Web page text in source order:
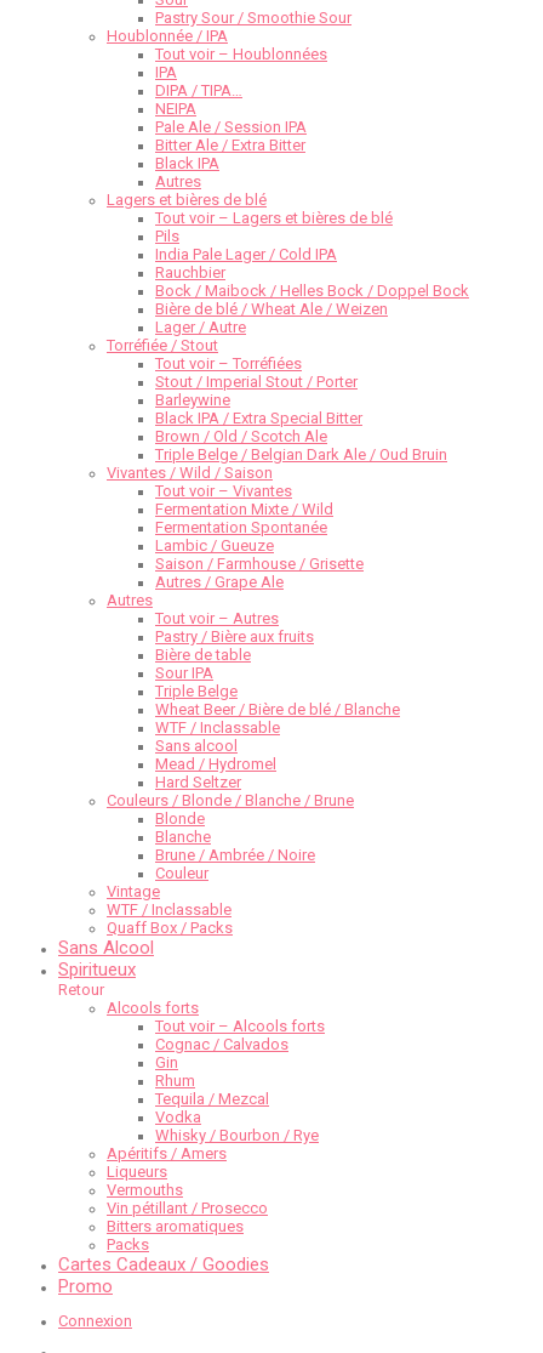
Pastry Sour / Smoothie Sour
Houblonnée / IPA
Tout voir – Houblonnées
IPA
DIPA / TIPA…
NEIPA
Pale Ale / Session IPA
Bitter Ale / Extra Bitter
Black IPA
Autres
Lagers et bières de blé
Tout voir – Lagers et bières de blé
Pils
India Pale Lager / Cold IPA
Rauchbier
Bock / Maibock / Helles Bock / Doppel Bock
Bière de blé / Wheat Ale / Weizen
Lager / Autre
Torréfiée / Stout
Tout voir – Torréfiées
Stout / Imperial Stout / Porter
Barleywine
Black IPA / Extra Special Bitter
Brown / Old / Scotch Ale
Triple Belge / Belgian Dark Ale / Oud Bruin
Vivantes / Wild / Saison
Tout voir – Vivantes
Fermentation Mixte / Wild
Fermentation Spontanée
Lambic / Gueuze
Saison / Farmhouse / Grisette
Autres / Grape Ale
Autres
Tout voir – Autres
Pastry / Bière aux fruits
Bière de table
Sour IPA
Triple Belge
Wheat Beer / Bière de blé / Blanche
WTF / Inclassable
Sans alcool
Mead / Hydromel
Hard Seltzer
Couleurs / Blonde / Blanche / Brune
Blonde
Blanche
Brune / Ambrée / Noire
Couleur
Vintage
WTF / Inclassable
Quaff Box / Packs
Sans Alcool
Spiritueux
Retour
Alcools forts
Tout voir – Alcools forts
Cognac / Calvados
Gin
Rhum
Tequila / Mezcal
Vodka
Whisky / Bourbon / Rye
Apéritifs / Amers
Liqueurs
Vermouths
Vin pétillant / Prosecco
Bitters aromatiques
Packs
Cartes Cadeaux / Goodies
Promo
Connexion